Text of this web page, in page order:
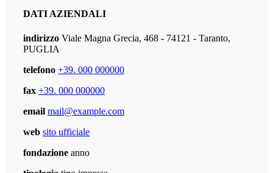
DATI AZIENDALI
indirizzo Viale Magna Grecia, 468 - 74121 - Taranto,
PUGLIA
telefono +39. 000 000000
fax +39. 000 000000
email mail@example.com
web sito ufficiale
fondazione anno